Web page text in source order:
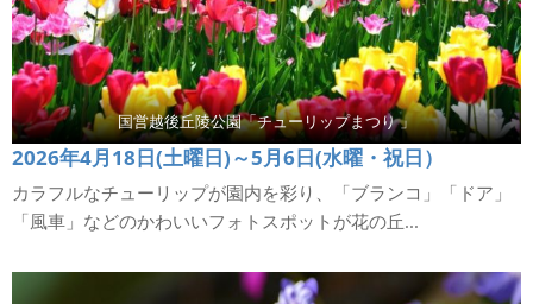
国営越後丘陵公園「チューリップまつり 」
2026年4月18日(土曜日)～5月6日(水曜・祝日）
カラフルなチューリップが園内を彩り、「ブランコ」「ドア」
「風車」などのかわいいフォトスポットが花の丘...